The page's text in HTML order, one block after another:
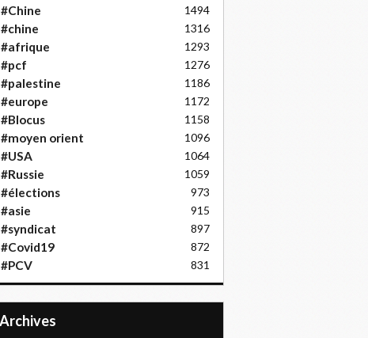
#Chine 1494
#chine 1316
#afrique 1293
#pcf 1276
#palestine 1186
#europe 1172
#Blocus 1158
#moyen orient 1096
#USA 1064
#Russie 1059
#élections 973
#asie 915
#syndicat 897
#Covid19 872
#PCV 831
Archives